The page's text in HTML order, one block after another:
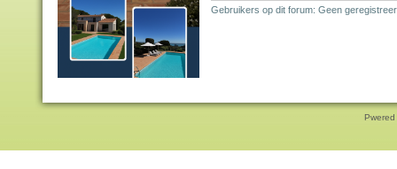
Gebruikers op dit forum: Geen